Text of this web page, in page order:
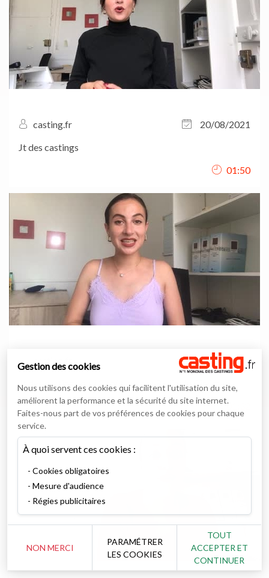
casting.fr
20/08/2021
Jt des castings
01:50
casting.fr
13/08/2021
Jt des castings du 13 août avec la Radio du Cinéma
01:32
Gestion des cookies
Nous utilisons des cookies qui facilitent l'utilisation du site,
améliorent la performance et la sécurité du site internet.
Faites-nous part de vos préférences de cookies pour chaque
service.
À quoi servent ces cookies :
Cookies obligatoires
Mesure d'audience
Régies publicitaires
NON MERCI
PARAMÉTRER
LES COOKIES
TOUT
ACCEPTER ET
CONTINUER